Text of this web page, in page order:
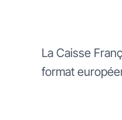
La Caisse
format